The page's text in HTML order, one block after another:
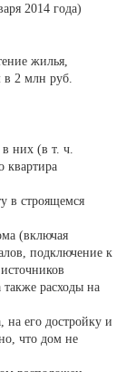
2014 года)
жилья,
в 2 млн руб.
них (в т. ч.
квартира
в строящемся
(включая
подключение к
также расходы на
на его достройку и
что дом не